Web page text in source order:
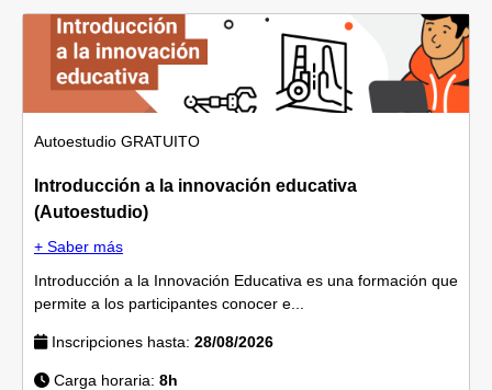
Autoestudio GRATUITO
Introducción a la innovación educativa
(Autoestudio)
+ Saber más
Introducción a la Innovación Educativa es una formación que
permite a los participantes conocer e...
Inscripciones hasta: 28/08/2026
Carga horaria: 8h